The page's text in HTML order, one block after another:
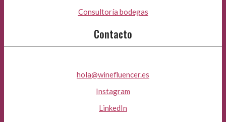
Consultoría bodegas
Contacto
hola@winefluencer.es
Instagram
LinkedIn